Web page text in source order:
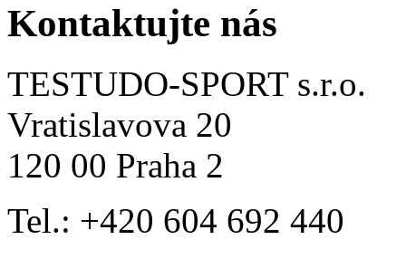
Kontaktujte nás
TESTUDO-SPORT s.r.o.
Vratislavova 20
120 00 Praha 2
Tel.: +420 604 692 440